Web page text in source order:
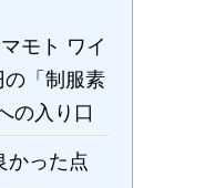
モト ワイ
の「制服素
の入り口
った点